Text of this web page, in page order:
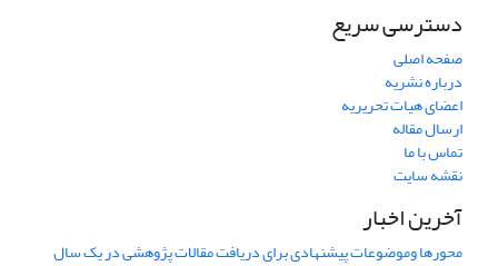
دسترسی سریع
صفحه اصلی
درباره نشریه
اعضای هیات تحریریه
ارسال مقاله
تماس با ما
نقشه سایت
آخرین اخبار
محورها وموضوعات پیشنهادی برای دریافت مقالات پژوهشی در یک سال